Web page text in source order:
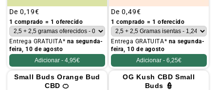
Preço
habitual
De 0,19€
1 comprado = 1 oferecido
Entrega GRATUITA* na segunda-
feira, 10 de agosto
Adicionar - 4,95€
Preço
habitual
De 0,49€
1 comprado = 1 oferecido
Entrega GRATUITA* na segunda-
feira, 10 de agosto
Adicionar - 6,25€
Small Buds Orange Bud
CBD 🍊
OG Kush CBD Small
Buds 👮